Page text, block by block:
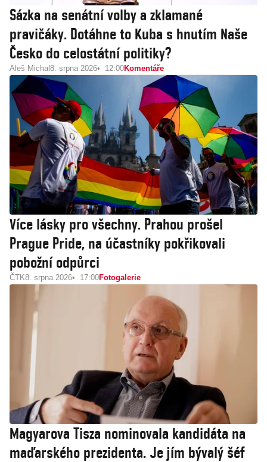
Sázka na senátní volby a zklamané
pravičáky. Dotáhne to Kuba s hnutím Naše
Česko do celostátní politiky?
Aleš Michal 8. srpna 2026 12:00Komentáře
Více lásky pro všechny. Prahou prošel
Prague Pride, na účastníky pokřikovali
pobožní odpůrci
ČTK8. srpna 2026 17:00Fotogalerie
Magyarova Tisza nominovala kandidáta na
maďarského prezidenta. Je jím bývalý šéf